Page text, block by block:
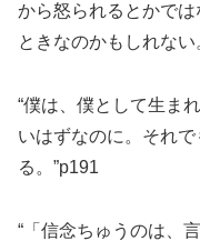
から怒られるとかで
ときなのかもしれない
“僕は、僕として生ま
いはずなのに。それ
る。”p191
“「信念ちゅうのは、